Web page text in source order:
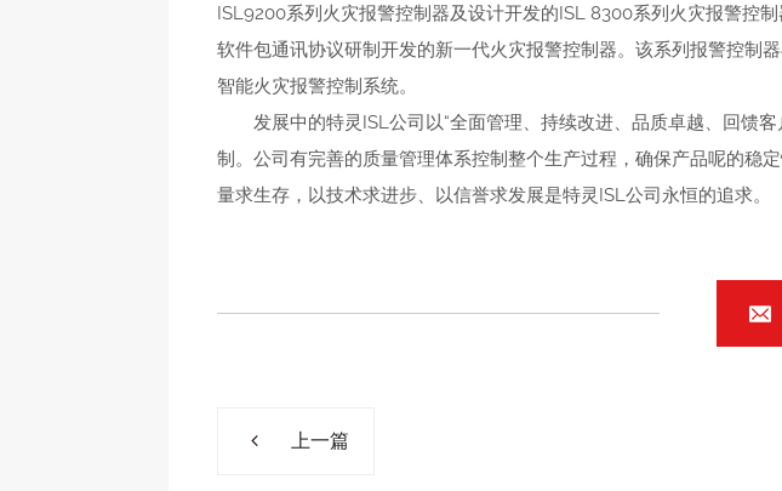
ISL9200系列火灾报警控制器及设计开发的ISL 8300系列火灾报警控
软件包通讯协议研制开发的新一代火灾报警控制器。该系列报警控制
智能火灾报警控制系统。
发展中的特灵ISL公司以“全面管理、持续改进、品质卓越、回馈客
制。公司有完善的质量管理体系控制整个生产过程，确保产品呢的稳
量求生存，以技术求进步、以信誉求发展是特灵ISL公司永恒的追求。
上一篇